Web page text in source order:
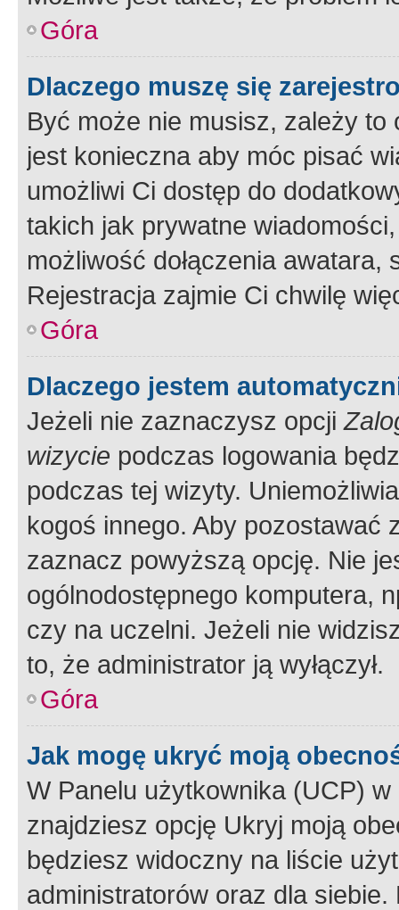
Góra
Dlaczego muszę się
Być może nie musisz, zależy
jest konieczna aby móc pisać
umożliwi Ci dostęp do
takich jak prywatne
możliwość dołączenia
Rejestracja zajmie Ci chwilę
Góra
Dlaczego jestem
Jeżeli nie zaznaczysz opcji
wizycie podczas logowania
podczas tej wizyty.
kogoś innego. Aby pozostawać
zaznacz powyższą opcję. Nie
ogólnodostępnego komputera,
czy na uczelni. Jeżeli nie
to, że administrator ją wyłączył.
Góra
Jak mogę ukryć moją
W Panelu użytkownika (UCP) w
znajdziesz opcję Ukryj moją
będziesz widoczny na liście
administratorów oraz dla